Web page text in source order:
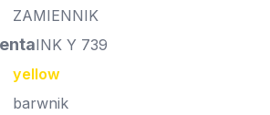
ZAMIENNIK
INK Y 739
yellow
barwnik